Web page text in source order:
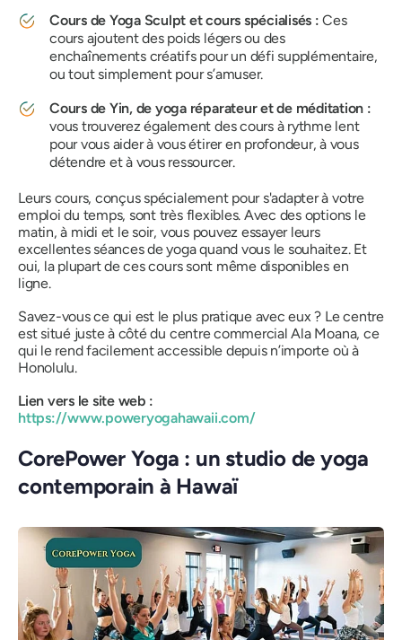
Cours de Yoga Sculpt et cours spécialisés : Ces
cours ajoutent des poids légers ou des
enchaînements créatifs pour un défi supplémentaire,
ou tout simplement pour s’amuser.
Cours de Yin, de yoga réparateur et de méditation :
vous trouverez également des cours à rythme lent
pour vous aider à vous étirer en profondeur, à vous
détendre et à vous ressourcer.
Leurs cours, conçus spécialement pour s'adapter à votre
emploi du temps, sont très flexibles. Avec des options le
matin, à midi et le soir, vous pouvez essayer leurs
excellentes séances de yoga quand vous le souhaitez. Et
oui, la plupart de ces cours sont même disponibles en
ligne.
Savez-vous ce qui est le plus pratique avec eux ? Le centre
est situé juste à côté du centre commercial Ala Moana, ce
qui le rend facilement accessible depuis n’importe où à
Honolulu.
Lien vers le site web :
https://www.poweryogahawaii.com/
CorePower Yoga : un studio de yoga
contemporain à Hawaï